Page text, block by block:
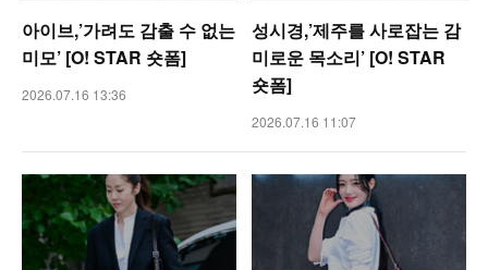
아이브,’가려도 감출 수 없는
미모’ [O! STAR 숏폼]
2026.07.16 13:36
성시경,’제주를 사로잡는 감
미로운 목소리’ [O! STAR
숏폼]
2026.07.16 11:07